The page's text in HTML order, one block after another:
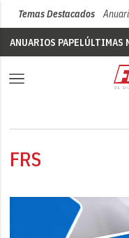
Temas Destacados
ANUARIOS PAPELÚLTIMAS
FRS